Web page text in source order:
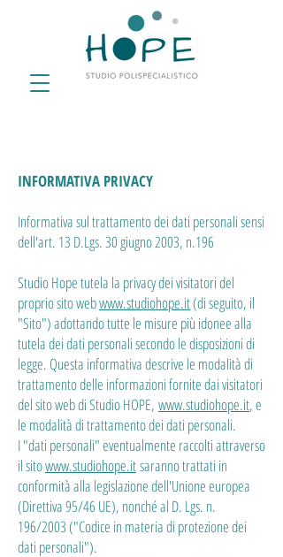
INFORMATIVA PRIVACY
Informativa sul trattamento dei dati personali sensi
dell'art. 13 D.Lgs. 30 giugno 2003, n.196
Studio Hope tutela la privacy dei visitatori del
proprio sito webwww.studiohope.it(di seguito, il
"Sito") adottando tutte le misure più idonee alla
tutela dei dati personali secondo le disposizioni di
legge. Questa informativa descrive le modalità di
trattamento delle informazioni fornite dai visitatori
del sito web di Studio HOPE, www.studiohope.it, e
le modalità di trattamento dei dati personali.
I "dati personali" eventualmente raccolti attraverso
il sitowww.studiohope.itsaranno trattati in
conformità alla legislazione dell'Unione europea
(Direttiva 95/46 UE), nonché al D. Lgs. n.
196/2003 ("Codice in materia di protezione dei
dati personali").